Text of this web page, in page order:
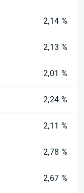
2,14 %
2,13 %
2,01 %
2,24 %
2,11 %
2,78 %
2,67 %